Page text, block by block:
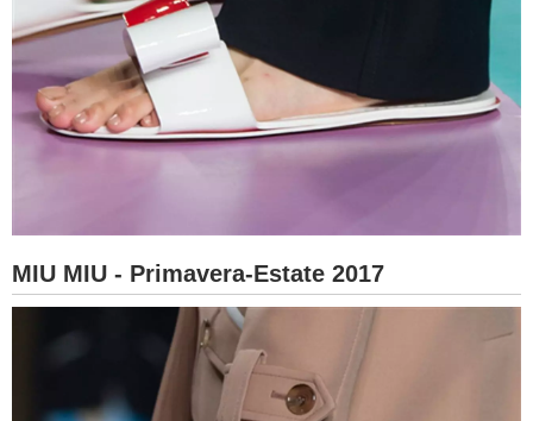
MIU MIU - Primavera-Estate 2017